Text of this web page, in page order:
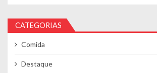
CATEGORIAS
Comida
Destaque